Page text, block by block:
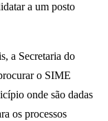
a um posto
a Secretaria do
o SIME
onde são dadas
os processos